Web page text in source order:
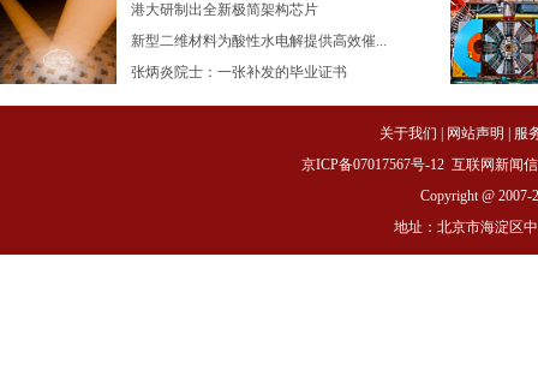
港大研制出全新极简架构芯片
新型二维材料为酸性水电解提供高效催...
张炳炎院士：一张补发的毕业证书
关于我们 网站声明
服
京ICP备07017567号-12 互联网新闻
Copyright @ 2007-
地址：北京市海淀区